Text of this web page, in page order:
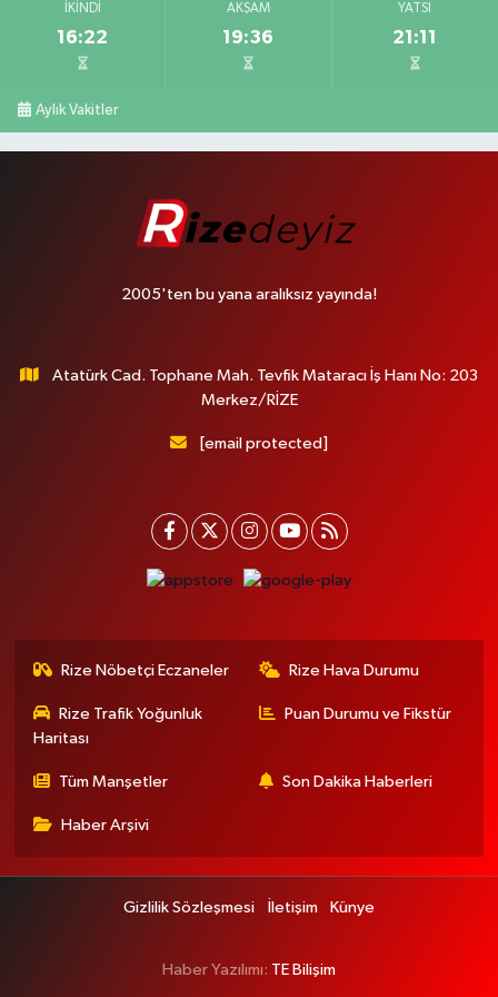
İKINDI
16:22
AKŞAM
19:36
YATSI
21:11
Aylık Vakitler
2005'ten bu yana aralıksız yayında!
Atatürk Cad. Tophane Mah. Tevfik Mataracı İş Hanı No: 203
Merkez/RİZE
[email protected]
Rize Nöbetçi Eczaneler Rize Hava Durumu
Rize Trafik Yoğunluk
Haritası
Puan Durumu ve Fikstür
Tüm Manşetler Son Dakika Haberleri
Haber Arşivi
Gizlilik Sözleşmesi İletişim Künye
Haber Yazılımı: TE Bilişim